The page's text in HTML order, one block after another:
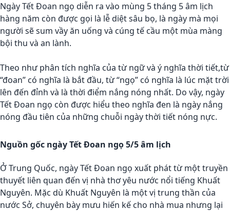
Ngày Tết Đoan ngọ diễn ra vào mùng 5 tháng 5 âm lịch
hàng năm còn được gọi là lễ diệt sâu bọ, là ngày mà mọi
người sẽ sum vầy ăn uống và cúng tế cầu một mùa màng
bội thu và an lành.
Theo như phân tích nghĩa của từ ngữ và ý nghĩa thời tiết,từ
“đoan” có nghĩa là bắt đầu, từ “ngọ” có nghĩa là lúc mặt trời
lên đến đỉnh và là thời điểm nắng nóng nhất. Do vậy, ngày
Tết Đoan ngọ còn được hiểu theo nghĩa đen là ngày nắng
nóng đầu tiên của những chuỗi ngày thời tiết nóng nực.
Nguồn gốc ngày Tết Đoan ngọ 5/5 âm lịch
Ở Trung Quốc, ngày Tết Đoan ngọ xuất phát từ một truyền
thuyết liên quan đến vị nhà thơ yêu nước nổi tiếng Khuất
Nguyên. Mặc dù Khuất Nguyên là một vị trung thần của
nước Sở, chuyên bày mưu hiến kế cho nhà mua nhưng lại